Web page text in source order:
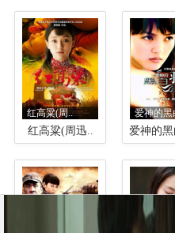
红高粱(周..
红高粱(周迅..
爱神的黑
爱神的